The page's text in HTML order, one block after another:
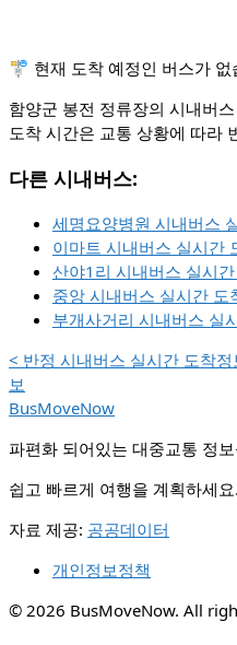
🚏 현재 도착 예정인 버스가 없
함양군 봉전 정류장의 시내버
도착 시간은 교통 상황에 따라
다른 시내버스:
세명요양병원 시내버스
이마트 시내버스 실시간
산야1리 시내버스 실시
중앙 시내버스 실시간 도
부개사거리 시내버스 실
< 반정 시내버스 실시간 도착정
보
BusMoveNow
파편화 되어있는 대중교통 정
쉽고 빠르게 여행을 계획하세요.
자료 제공: 공공데이터
개인정보정책
© 2026 BusMoveNow. All